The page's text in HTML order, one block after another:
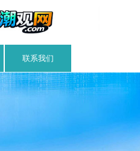
联系我们